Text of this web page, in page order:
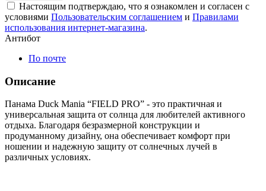
Настоящим подтверждаю, что я ознакомлен и согласен с
условиями Пользовательским соглашением и Правилами
использования интернет-магазина.
Антибот
По почте
Описание
Панама Duck Mania “FIELD PRO” - это практичная и
универсальная защита от солнца для любителей активного
отдыха. Благодаря безразмерной конструкции и
продуманному дизайну, она обеспечивает комфорт при
ношении и надежную защиту от солнечных лучей в
различных условиях.